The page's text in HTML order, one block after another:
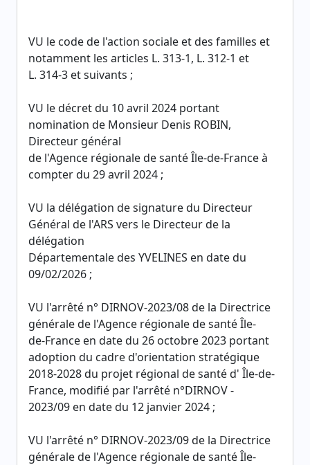
VU le code de l'action sociale et des familles et
notamment les articles L. 313-1, L. 312-1 et
L. 314-3 et suivants ;
VU le décret du 10 avril 2024 portant
nomination de Monsieur Denis ROBIN,
Directeur général
de l'Agence régionale de santé Île-de-France à
compter du 29 avril 2024 ;
VU la délégation de signature du Directeur
Général de l'ARS vers le Directeur de la
délégation
Départementale des YVELINES en date du
09/02/2026 ;
VU l'arrêté n° DIRNOV-2023/08 de la Directrice
générale de l'Agence régionale de santé Île-
de-France en date du 26 octobre 2023 portant
adoption du cadre d'orientation stratégique
2018-2028 du projet régional de santé d' Île-de-
France, modifié par l'arrêté n°DIRNOV -
2023/09 en date du 12 janvier 2024 ;
VU l'arrêté n° DIRNOV-2023/09 de la Directrice
générale de l'Agence régionale de santé Île-